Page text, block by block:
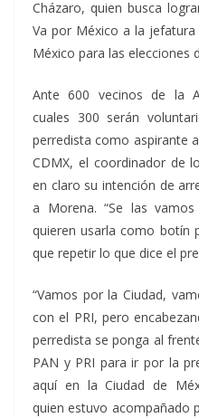
Cházaro, quien busca
Va por México a la
México para las elecciones
Ante 600 vecinos de la
cuales 300 serán
perredista como aspirante
CDMX, el coordinador de
en claro su intención de
a Morena. “Se las
quieren usarla como botín
que repetir lo que dice el
“Vamos por la Ciudad,
con el PRI, pero
perredista se ponga al
PAN y PRI para ir por la
aquí en la Ciudad de
quien estuvo acompañado